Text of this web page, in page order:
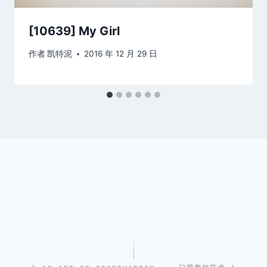
[10639] My Girl
作者凯特泥 2016 年 12 月 29 日